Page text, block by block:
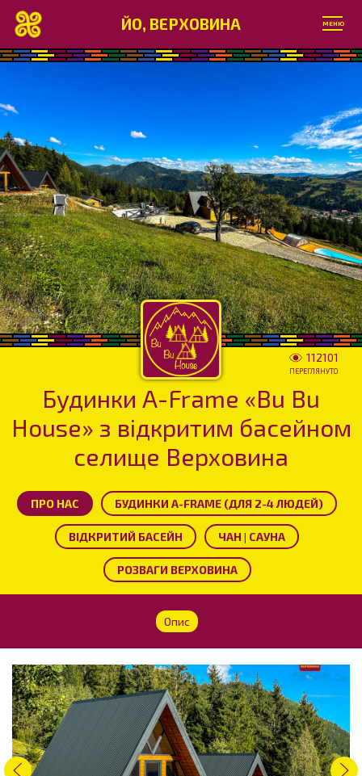
ЙО, ВЕРХОВИНА МЕНЮ
Будинки A-Frame «Bu Bu
House» з відкритим басейном
селище Верховина
112101
ПЕРЕГЛЯНУТО
ПРО НАС БУДИНКИ А-FRAME (ДЛЯ 2-4 ЛЮДЕЙ)
ВІДКРИТИЙ БАСЕЙН ЧАН | CАУНА
РОЗВАГИ ВЕРХОВИНА
Опис